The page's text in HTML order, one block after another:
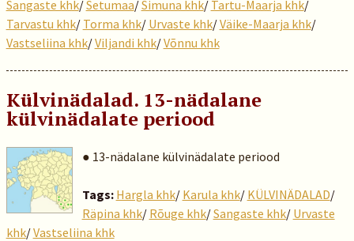
Sangaste khk/Setumaa/Simuna khk/ Tartu-Maarja khk/
Tarvastu khk/ Torma khk/ Urvaste khk/Väike-Maarja khk/
Vastseliina khk/Viljandi khk/Võnnu khk
Külvinädalad. 13-nädalane
külvinädalate periood
● 13-nädalane külvinädalate periood
Tags: Hargla khk/ Karula khk/ KÜLVINÄDALAD/
Räpina khk/ Rõuge khk/Sangaste khk/ Urvaste
khk/Vastseliina khk